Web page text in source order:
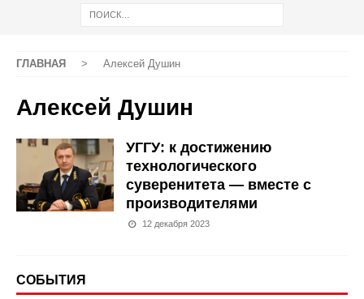
ГЛАВНАЯ > Алексей Душин
Алексей Душин
УГГУ: к достижению
технологического
суверенитета — вместе с
производителями
12 декабря 2023
СОБЫТИЯ